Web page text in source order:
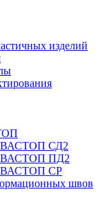
изделий
СД2
ПД2
СР
швов